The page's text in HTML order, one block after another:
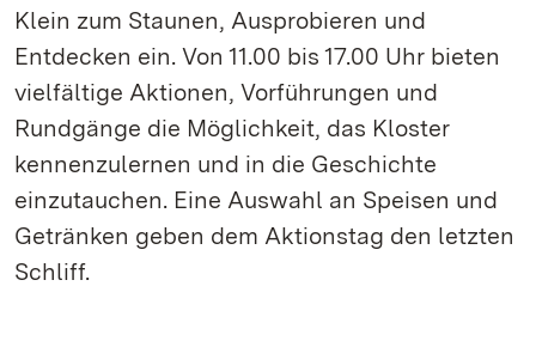
Klein zum Staunen, Ausprobieren und
Entdecken ein. Von 11.00 bis 17.00 Uhr bieten
vielfältige Aktionen, Vorführungen und
Rundgänge die Möglichkeit, das Kloster
kennenzulernen und in die Geschichte
einzutauchen. Eine Auswahl an Speisen und
Getränken geben dem Aktionstag den letzten
Schliff.